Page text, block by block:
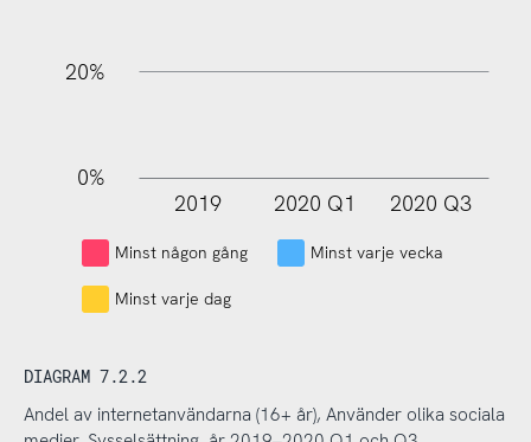
20%
0%
L
2019 2020 Q1 2020 Q3
Minst någon gång Minst varje vecka
Minst varje dag
DIAGRAM 7.2.2
Andel av internetanvändarna (16+ år), Använder olika sociala